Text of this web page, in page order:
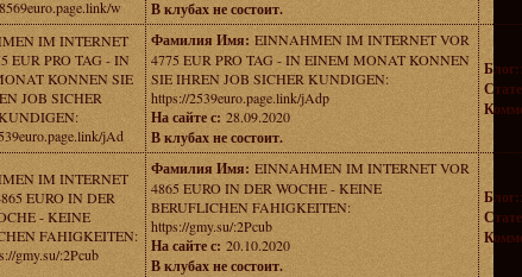
w
В клубах не состоит.
IM INTERNET
EUR PRO TAG - IN
KONNEN SIE
JOB SICHER
jAd
Фамилия Имя: EINNAHMEN IM INTERNET VOR
4775 EUR PRO TAG - IN EINEM MONAT KONNEN
SIE IHREN JOB SICHER KUNDIGEN:
https://2539euro.page.link/jAdp
На сайте с: 28.09.2020
В клубах не состоит.
Блог::
IM INTERNET
EURO IN DER
- KEINE
FAHIGKEITEN:
gmy.su/:2Pcub
Фамилия Имя: EINNAHMEN IM INTERNET VOR
4865 EURO IN DER WOCHE - KEINE
BERUFLICHEN FAHIGKEITEN:
https://gmy.su/:2Pcub
На сайте с: 20.10.2020
В клубах не состоит.
Блог::